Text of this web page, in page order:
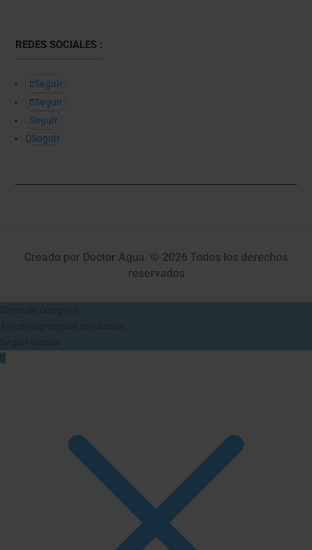
REDES SOCIALES :
Seguir
Seguir
Seguir
Seguir
Creado por Doctor Agua. © 2026 Todos los derechos
reservados